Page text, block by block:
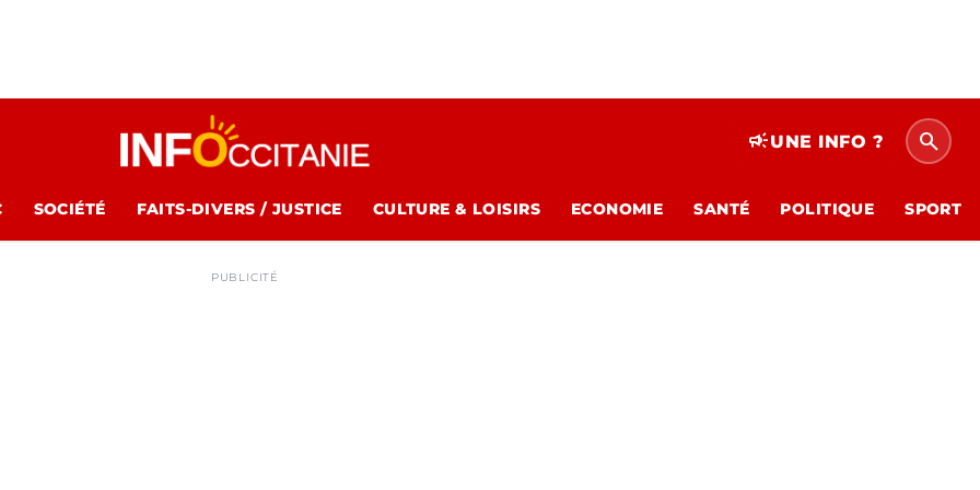
campaignUNE INFO ? search
SOCIÉTÉ FAITS-DIVERS / JUSTICE CULTURE & LOISIRS ECONOMIE SANTÉ POLITIQUE SPORT
PUBLICITÉ